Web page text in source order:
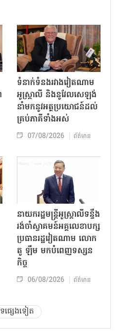
ទំនាក់ទំនងរវាងវៀតណាម
អូស្ត្រាលី និងនូវែលសេឡង់
នាំមកនូវអត្ថប្រយោជន៍ដល់
គ្រប់ភាគីទាំងអស់
07/08/2026 ព័ត៌មាន
នាយករដ្ឋមន្ត្រីអូស្ត្រាលីទន្ទឹង
រង់ចាំស្វាគមន៍អគ្គលេខាបក្ស
ប្រធានរដ្ឋវៀតណាម លោក
តូ ឡឹម មកបំពេញទស្សន
កិច្ច
06/08/2026 ព័ត៌មាន
ផ្សេងទៀត